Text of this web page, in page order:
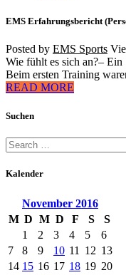
EMS Erfahrungsbericht
Posted by EMS Sports
Wie fühlt es sich an?–
Beim ersten Training
READ MORE
Suchen
Kalender
November 2016
M D M D F S
S
1
2 3 4 5
6
7
8 9 10 11 12 13
14 15 16 17 18 19 20